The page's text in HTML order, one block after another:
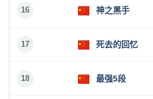
16 神之黑手
17 死去的回忆
18 最强5段